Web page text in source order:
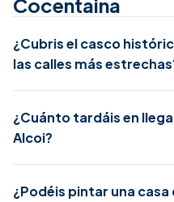
Cocentaina
¿Cubris el casco
las calles más
¿Cuánto tardáis en
Alcoi?
¿Podéis pintar una